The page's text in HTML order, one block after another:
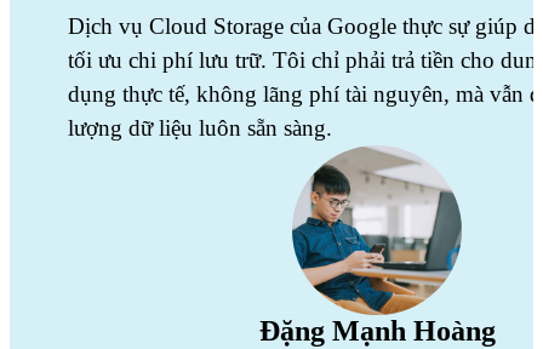
Dịch vụ Cloud Storage của Google thực sự giúp
tối ưu chi phí lưu trữ. Tôi chỉ phải trả tiền cho
dụng thực tế, không lãng phí tài nguyên, mà vẫn
lượng dữ liệu luôn sẵn sàng.
Đặng Mạnh Hoàng